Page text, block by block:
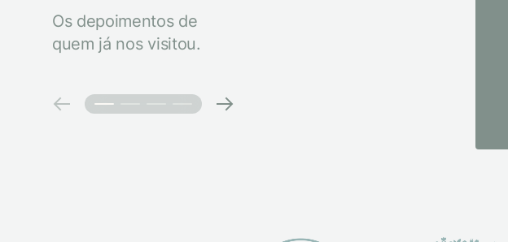
Os depoimentos de
quem já nos visitou.